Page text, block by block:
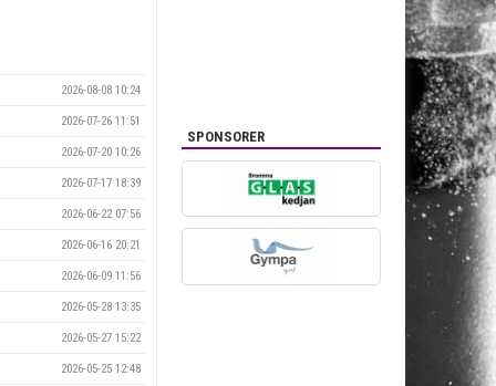
2026-08-08 10:24
2026-07-26 11:51
2026-07-20 10:26
2026-07-17 18:39
2026-06-22 07:56
2026-06-16 20:21
2026-06-09 11:56
2026-05-28 13:35
2026-05-27 15:22
2026-05-25 12:48
SPONSORER